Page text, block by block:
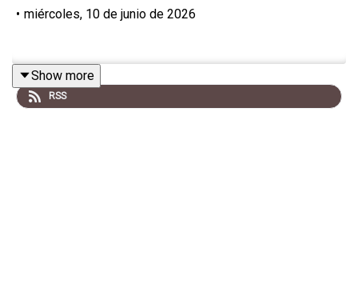
• miércoles, 10 de junio de 2026
Show more
RSS